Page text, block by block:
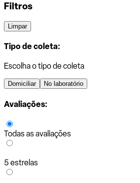
Filtros
Limpar
Tipo de coleta:
Escolha o tipo de coleta
Domiciliar No laboratório
Avaliações:
Todas as avaliações
5 estrelas